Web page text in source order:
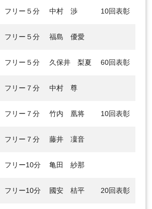
フリー５分 中村 渉 10回表彰
フリー５分 福島 優愛
フリー５分 久保井 梨夏 60回表彰
フリー７分 中村 尊
フリー７分 竹内 凰将 10回表彰
フリー７分 藤井 凜音
フリー10分 亀田 紗那
フリー10分 國安 桔平 20回表彰